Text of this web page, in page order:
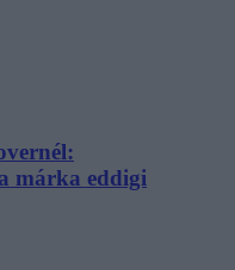
márka eddigi